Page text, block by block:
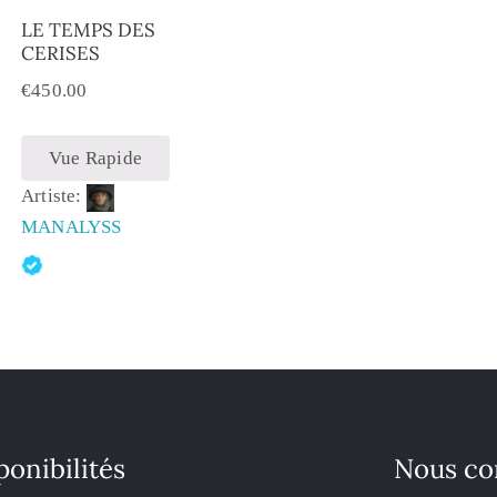
LE TEMPS DES
CERISES
€450.00
Vue Rapide
Artiste:
MANALYSS
Nous